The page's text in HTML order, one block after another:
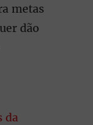
metas
dão
da